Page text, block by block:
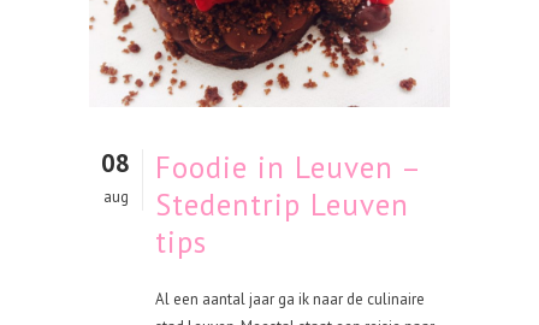
08
aug
Foodie in Leuven –
Stedentrip Leuven
tips
Al een aantal jaar ga ik naar de culinaire